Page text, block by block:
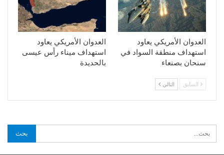
العدوان الأمريكي يعاود
استهداف منطقة السواد في
سنحان بصنعاء
العدوان الأمريكي يعاود
استهداف ميناء رأس عيسى
بالحديدة
السابق التالي